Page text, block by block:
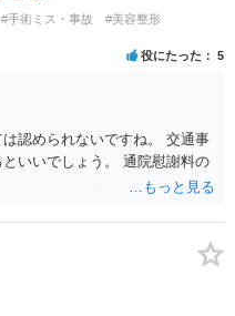
#手術ミス・事故
#美容整形
役にたった 5
認められないですね。 交通事
いいでしょう。 通院慰謝料の